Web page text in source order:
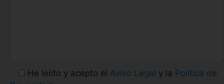
He leído y acepto el Aviso Legal y la Política de